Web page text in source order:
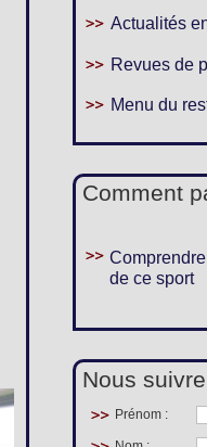
Actualités
Revues de
Menu du
Comment
de ce sport
Nous
Prénom :